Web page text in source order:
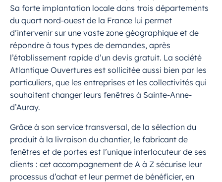
Sa forte implantation locale dans trois départements
du quart nord-ouest de la France lui permet
d’intervenir sur une vaste zone géographique et de
répondre à tous types de demandes, après
l’établissement rapide d’un devis gratuit. La société
Atlantique Ouvertures est sollicitée aussi bien par les
particuliers, que les entreprises et les collectivités qui
souhaitent changer leurs fenêtres à Sainte-Anne-
d’Auray.
Grâce à son service transversal, de la sélection du
produit à la livraison du chantier, le fabricant de
fenêtres et de portes est l’unique interlocuteur de ses
clients : cet accompagnement de A à Z sécurise leur
processus d’achat et leur permet de bénéficier, en